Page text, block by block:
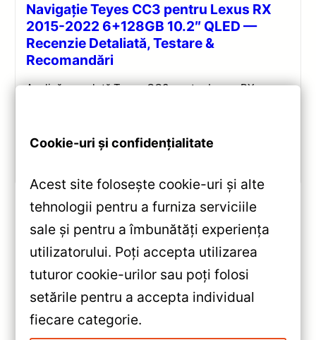
Navigație Teyes CC3 pentru Lexus RX
2015-2022 6+128GB 10.2″ QLED —
Recenzie Detaliată, Testare &
Recomandări
Analiză completă Teyes CC3 pentru Lexus RX:
«Navigație Auto Teyes Lux One
Mazda CX‑4 2016‑2020 12.3″
6+128GB — Recenzie Detaliată,
Testare & Recomandări
Navigatie Teyes CC3 2K 360°
Cookie-uri și confidențialitate
Acest site folosește cookie-uri și alte
tehnologii pentru a furniza serviciile
sale și pentru a îmbunătăți experiența
utilizatorului. Poți accepta utilizarea
tuturor cookie-urilor sau poți folosi
setările pentru a accepta individual
fiecare categorie.